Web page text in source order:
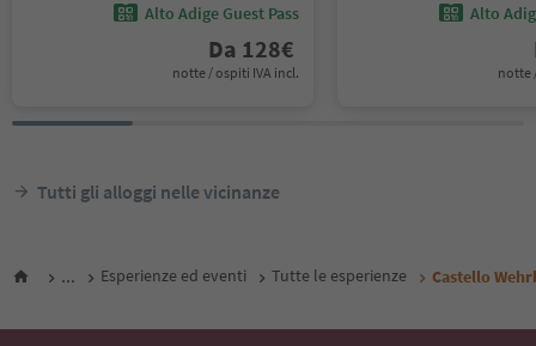
Alto Adige Guest Pass
Da 128€
notte / ospiti IVA incl.
Alto
notte
Tutti gli alloggi nelle vicinanze
... Esperienze ed eventi Tutte le esperienze Castello